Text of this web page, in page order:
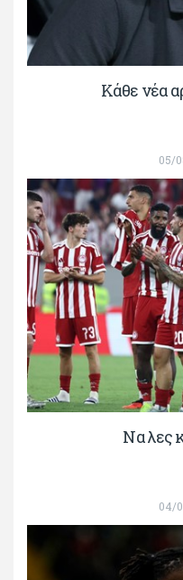
Κάθε νέα
05/
Να λες
04/